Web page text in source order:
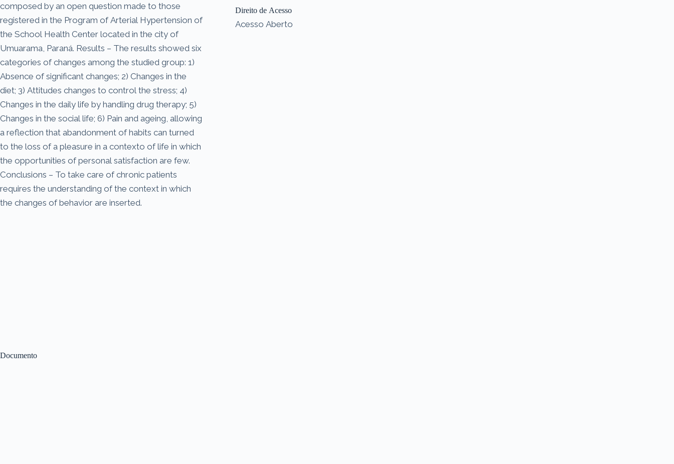
Documento
composed by an open question made to those
registered in the Program of Arterial Hypertension of
the School Health Center located in the city of
Umuarama, Paraná. Results – The results showed six
categories of changes among the studied group: 1)
Absence of significant changes; 2) Changes in the
diet; 3) Attitudes changes to control the stress; 4)
Changes in the daily life by handling drug therapy; 5)
Changes in the social life; 6) Pain and ageing, allowing
a reflection that abandonment of habits can turned
to the loss of a pleasure in a contexto of life in which
the opportunities of personal satisfaction are few.
Conclusions – To take care of chronic patients
requires the understanding of the context in which
the changes of behavior are inserted.
Direito de Acesso
Acesso Aberto